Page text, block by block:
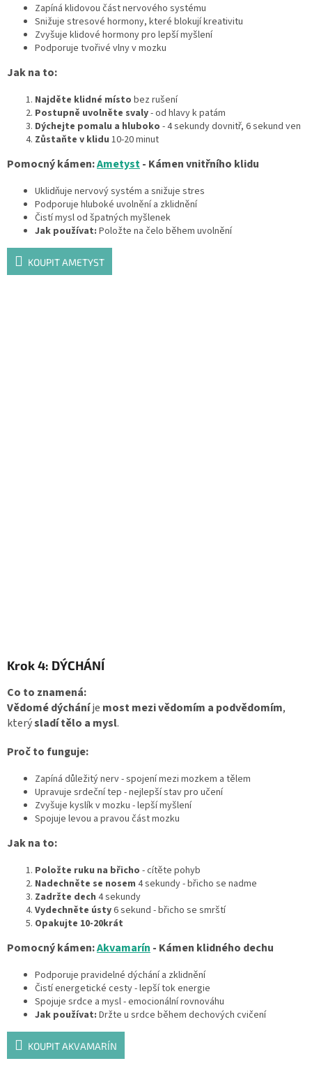
Zapíná klidovou část nervového systému
Snižuje stresové hormony, které blokují kreativitu
Zvyšuje klidové hormony pro lepší myšlení
Podporuje tvořivé vlny v mozku
Jak na to:
Najděte klidné místo bez rušení
Postupně uvolněte svaly- od hlavy k patám
Dýchejte pomalu a hluboko - 4 sekundy dovnitř, 6 sekund ven
Zůstaňte v klidu 10-20 minut
Pomocný kámen:Ametyst- Kámen vnitřního klidu
Uklidňuje nervový systém a snižuje stres
Podporuje hluboké uvolnění a zklidnění
Čistí mysl od špatných myšlenek
Jak používat: Položte na čelo během uvolnění
KOUPIT AMETYST
Krok 4: DÝCHÁNÍ
Co to znamená:
Vědomé dýcháníje most mezi vědomím a podvědomím,
kterýsladí tělo a mysl.
Proč to funguje:
Zapíná důležitý nerv - spojení mezi mozkem a tělem
Upravuje srdeční tep - nejlepší stav pro učení
Zvyšuje kyslík v mozku - lepší myšlení
Spojuje levou a pravou část mozku
Jak na to:
Položte ruku na břicho - cítěte pohyb
Nadechněte se nosem 4 sekundy - břicho se nadme
Zadržte dech 4 sekundy
Vydechněte ústy6 sekund - břicho se smrští
Opakujte 10-20krát
Pomocný kámen:Akvamarín - Kámen klidného dechu
Podporuje pravidelné dýchání a zklidnění
Čistí energetické cesty - lepší tok energie
Spojuje srdce a mysl - emocionální rovnováhu
Jak používat: Držte u srdce během dechových cvičení
KOUPIT AKVAMARÍN